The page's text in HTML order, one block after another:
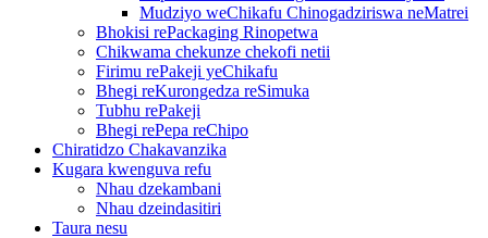
Mudziyo weChikafu Chinogadziriswa neMatrei
Bhokisi rePackaging Rinopetwa
Chikwama chekunze chekofi netii
Firimu rePakeji yeChikafu
Bhegi reKurongedza reSimuka
Tubhu rePakeji
Bhegi rePepa reChipo
Chiratidzo Chakavanzika
Kugara kwenguva refu
Nhau dzekambani
Nhau dzeindasitiri
Taura nesu